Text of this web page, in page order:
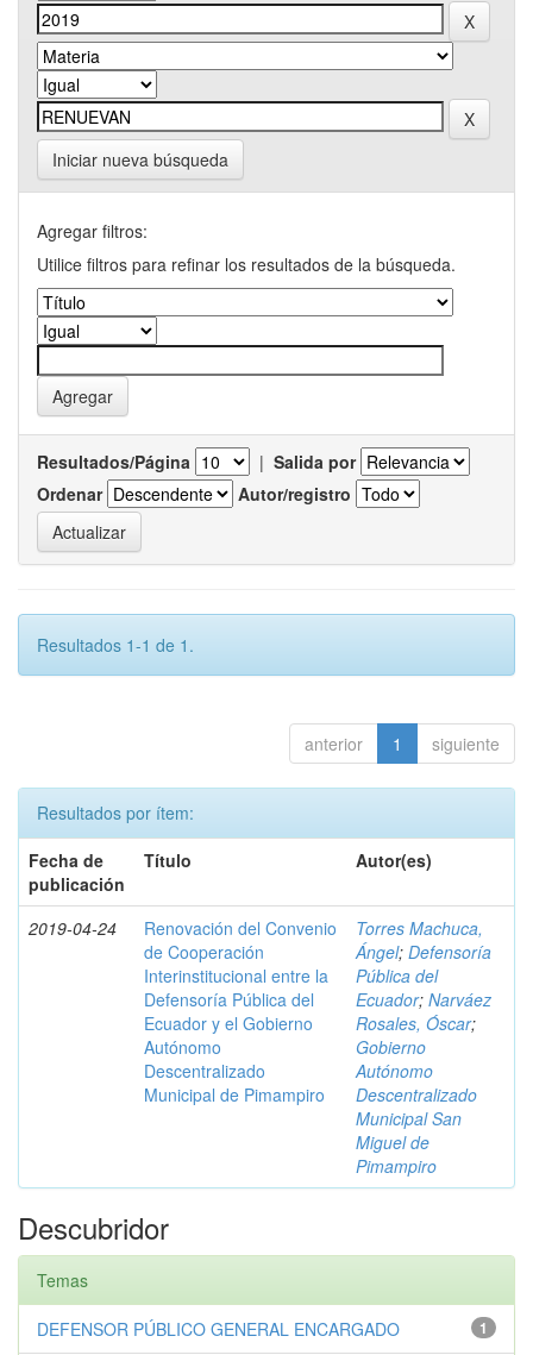
Iniciar nueva búsqueda
Agregar filtros:
Utilice filtros para refinar los resultados de la búsqueda.
Resultados/Página | Salida por
Ordenar
Autor/registro
Resultados 1-1 de 1.
anterior 1 siguiente
Resultados por ítem:
Fecha de
publicación
Título Autor(es)
2019-04-24
Renovación del Convenio
de Cooperación
Interinstitucional entre la
Defensoría Pública del
Ecuador y el Gobierno
Autónomo
Descentralizado
Municipal de Pimampiro
Torres Machuca,
Ángel; Defensoría
Pública del
Ecuador; Narváez
Rosales, Óscar;
Gobierno
Autónomo
Descentralizado
Municipal San
Miguel de
Pimampiro
Descubridor
Temas
1
DEFENSOR PÚBLICO GENERAL ENCARGADO